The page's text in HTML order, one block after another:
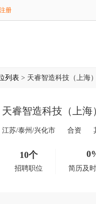
册
列表 > 天睿智造科技（上海
天睿智造科技（上海
江苏/泰州/兴化市 合资
10个
招聘职位 简历及